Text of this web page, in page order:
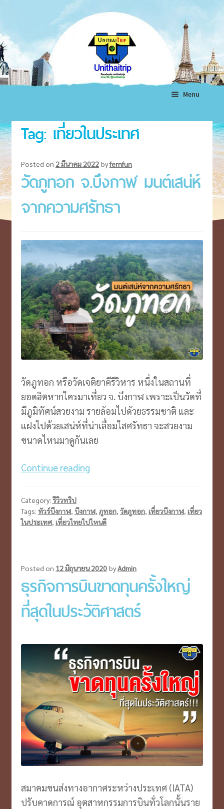
navigation
content
Menu
ทัวร์ต่างประเทศ
Expand
menu
ทัวร์ในประเทศ
Expand
child
menu
แพ็คเกจทัวร์
Expand
โรงแรม
child
menu
ตั๋วเครื่องบิน/รถ
Expand
child
menu
บินตรงเชียงใหม่
ประกันเ/ไวไฟ/เล้านจ์
Expand
child
menu
รีวิว
Expand
child
menu
ประวัติบริษัท
Expand
child
Tag: เที่ยวในประเทศ
Posted on 2 มีนาคม 2022 byfernfun
วัดภูทอก จ.บึงกาฬ มนต์เสน่ห์
จากความศรัทธา
วัดภูทอก หรือวัดเจติยาคีรีวิหาร หนึ่งในสถานที่
ยอดฮิตหากใครมาเที่ยว จ. บึงกาฬ เพราะเป็นวัดที่
มีภูมิทัศน์สวยงาม รายล้อมไปด้วยธรรมชาติ และ
แฝงไปด้วยเสน่ห์ที่น่าเลื่อมใสศรัทธา จะสวยงาม
ขนาดไหนมาดูกันเลย
Continue readingวัด
จ.บึงกาฬ
มนต์
ความ
ศรัทธา
Category: รีวิวทริป
Tags: ทัวร์บึงกาฬ, บึงกาฬ, ภูทอก, วัดภูทอก, เที่ยวบึงกาฬ, เที่ยว
ในประเทศ, เที่ยวไทยไปไหนดี
Posted on 12 มิถุนายน 2020 byAdmin
ธุรกิจการบินขาดทุนครั้งใหญ่
ที่สุดในประวัติศาสตร์
สมาคมขนส่งทางอากาศระหว่างประเทศ (IATA)
ปรับคาดการณ์ อุตสาหกรรมการบินทั่วโลกนั้นราย